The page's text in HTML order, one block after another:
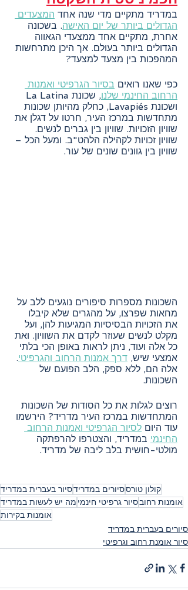
במדריד מתקיים מדי שנה אחד המצעדים
הגדולים ביותר של יום האישה. בשכונה
אחרת, מתקיים אחד ממצעדי הגאווה
הגדולים ביותר בעולם. אך היכן מתרחשות
המהפכות בין מצעד למצעד?
כפי שאנו רואים בסיור הגרפיטי ואמנות
הרחוב החינמי שלנו
ושכונת Lavapiés, כחלק מהיותן שכונות
מתחדשות במרכז העיר, חרטו על דגלן את
שוויון הזכויות. שוויון בין גברים לנשים.
שוויון זכויות לקהילה הלהט"ב. ומעל הכל –
שוויון בין גוונים שונים של עור.
השכונות מספרות סיפורים נוגעים ללב על
מחאות שפרצו, על מהגרים שלא קיבלו
את הזכויות הבסיסיות המגיעות להן, ועל
מקלט לנשים שעוזר לקדם את השוויון. ואת
כל אלה ועוד, ניתן לראות באופן הכי בלתי
אמצעי שיש, דרך אמנות הרחוב והגרפיטי.
אלה הם, ללא ספק, הלב הפועם של
השכונות.
רוצים לגלות את כל הסודות של השכונות
המתחדשות במרכז העיר מדריד? הירשמו
עוד היום לסיור הגרפיטי ואמנות הרחוב
החינמי במדריד, והצטרפו להרפתקה
מולטי-חושית בלב ליבה של מדריד.
קולון טורססיורים במדרידסיור בעברית במדריד
אומנות רחובסיור גרפיטי חינמי מה יש לעשות במדריד
אומנות בקירות
סיורים בעברית במדריד
סיור אומנת רחוב וגרפיטי